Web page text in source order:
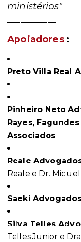
ministérios"
Apoiadores:
Preto Villa Real
Pinheiro Neto
Rayes,
Associados
Reale
Reale e Dr.
Saeki Advogados
Silva Telles
Telles Junior e